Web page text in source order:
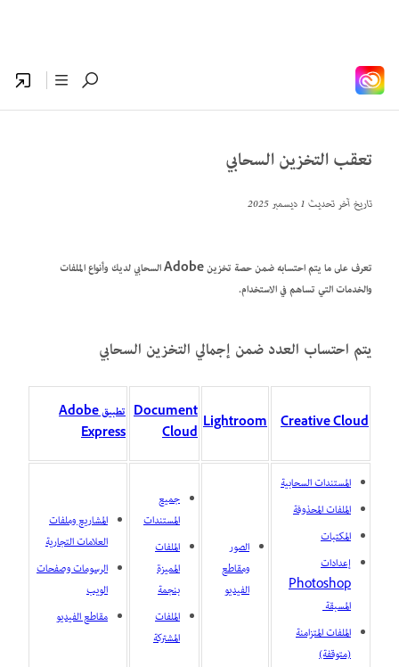
تعقب التخزين السحابي
تاريخ آخر تحديث1 ديسمبر 2025
تعرف على ما يتم احتسابه ضمن حصة تخزين Adobe السحابي لديك وأنواع الملفات
والخدمات التي تساهم في الاستخدام.
يتم احتساب العدد ضمن إجمالي التخزين السحابي
Creative Cloud
Lightroom
Document
Cloud
تطبيق Adobe
Express
المستندات السحابية
الملفات المحذوفة
المكتبات
إعدادات
Photoshop
المسبقة
الملفات المتزامنة
(متوقفة)
الصور
ومقاطع
الفيديو
جميع
المستندات
الملفات
المميزة
بنجمة
الملفات
المشتركة
المشاريع وملفات
العلامات التجارية
الرسومات وصفحات
الويب
مقاطع الفيديو